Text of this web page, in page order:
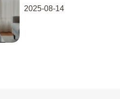
sprzedający?
2025-08-14